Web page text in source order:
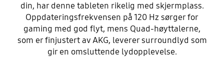
din, har denne tableten rikelig med skjermplass.
Oppdateringsfrekvensen på 120 Hz sørger for
gaming med god flyt, mens Quad-høyttalerne,
som er finjustert av AKG, leverer surroundlyd som
gir en omsluttende lydopplevelse.